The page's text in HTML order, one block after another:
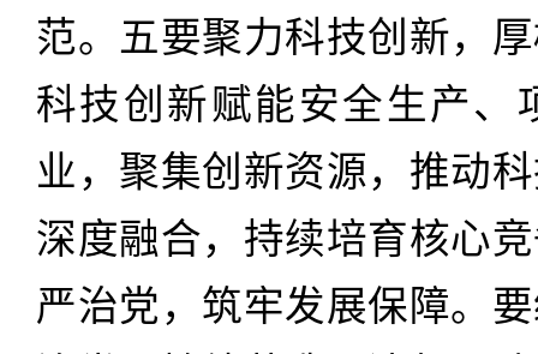
范。五要聚力科技创新，
科技创新赋能安全生产、
业，聚集创新资源，推动
深度融合，持续培育核心
严治党，筑牢发展保障。